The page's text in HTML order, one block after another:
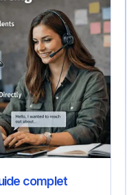
complet